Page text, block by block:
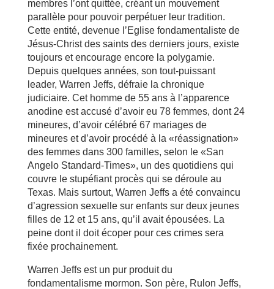
membres l’ont quittée, créant un mouvement
parallèle pour pouvoir perpétuer leur tradition.
Cette entité, devenue l’Eglise fondamentaliste de
Jésus-Christ des saints des derniers jours, existe
toujours et encourage encore la polygamie.
Depuis quelques années, son tout-puissant
leader, Warren Jeffs, défraie la chronique
judiciaire. Cet homme de 55 ans à l’apparence
anodine est accusé d’avoir eu 78 femmes, dont 24
mineures, d’avoir célébré 67 mariages de
mineures et d’avoir procédé à la «réassignation»
des femmes dans 300 familles, selon le «San
Angelo Standard-Times», un des quotidiens qui
couvre le stupéfiant procès qui se déroule au
Texas. Mais surtout, Warren Jeffs a été convaincu
d’agression sexuelle sur enfants sur deux jeunes
filles de 12 et 15 ans, qu’il avait épousées. La
peine dont il doit écoper pour ces crimes sera
fixée prochainement.
Warren Jeffs est un pur produit du
fondamentalisme mormon. Son père, Rulon Jeffs,